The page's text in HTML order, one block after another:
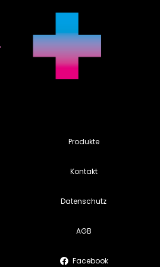
Produkte
Kontakt
Datenschutz
AGB
Facebook